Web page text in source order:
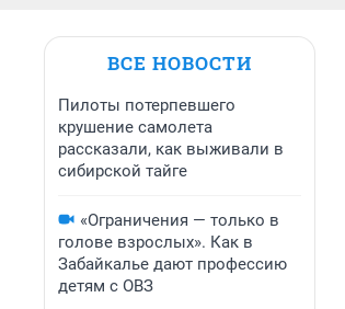
ВСЕ НОВОСТИ
Пилоты потерпевшего
крушение самолета
рассказали, как выживали в
сибирской тайге
«Ограничения — только в
голове взрослых». Как в
Забайкалье дают профессию
детям с ОВЗ